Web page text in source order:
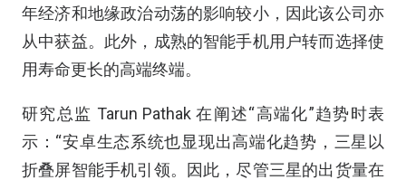
年经济和地缘政治动荡的影响较小，因此该公司亦
从中获益。此外，成熟的智能手机用户转而选择使
用寿命更长的高端终端。
研究总监 Tarun Pathak 在阐述“高端化”趋势时表
示：“安卓生态系统也显现出高端化趋势，三星以
折叠屏智能手机引领。因此，尽管三星的出货量在